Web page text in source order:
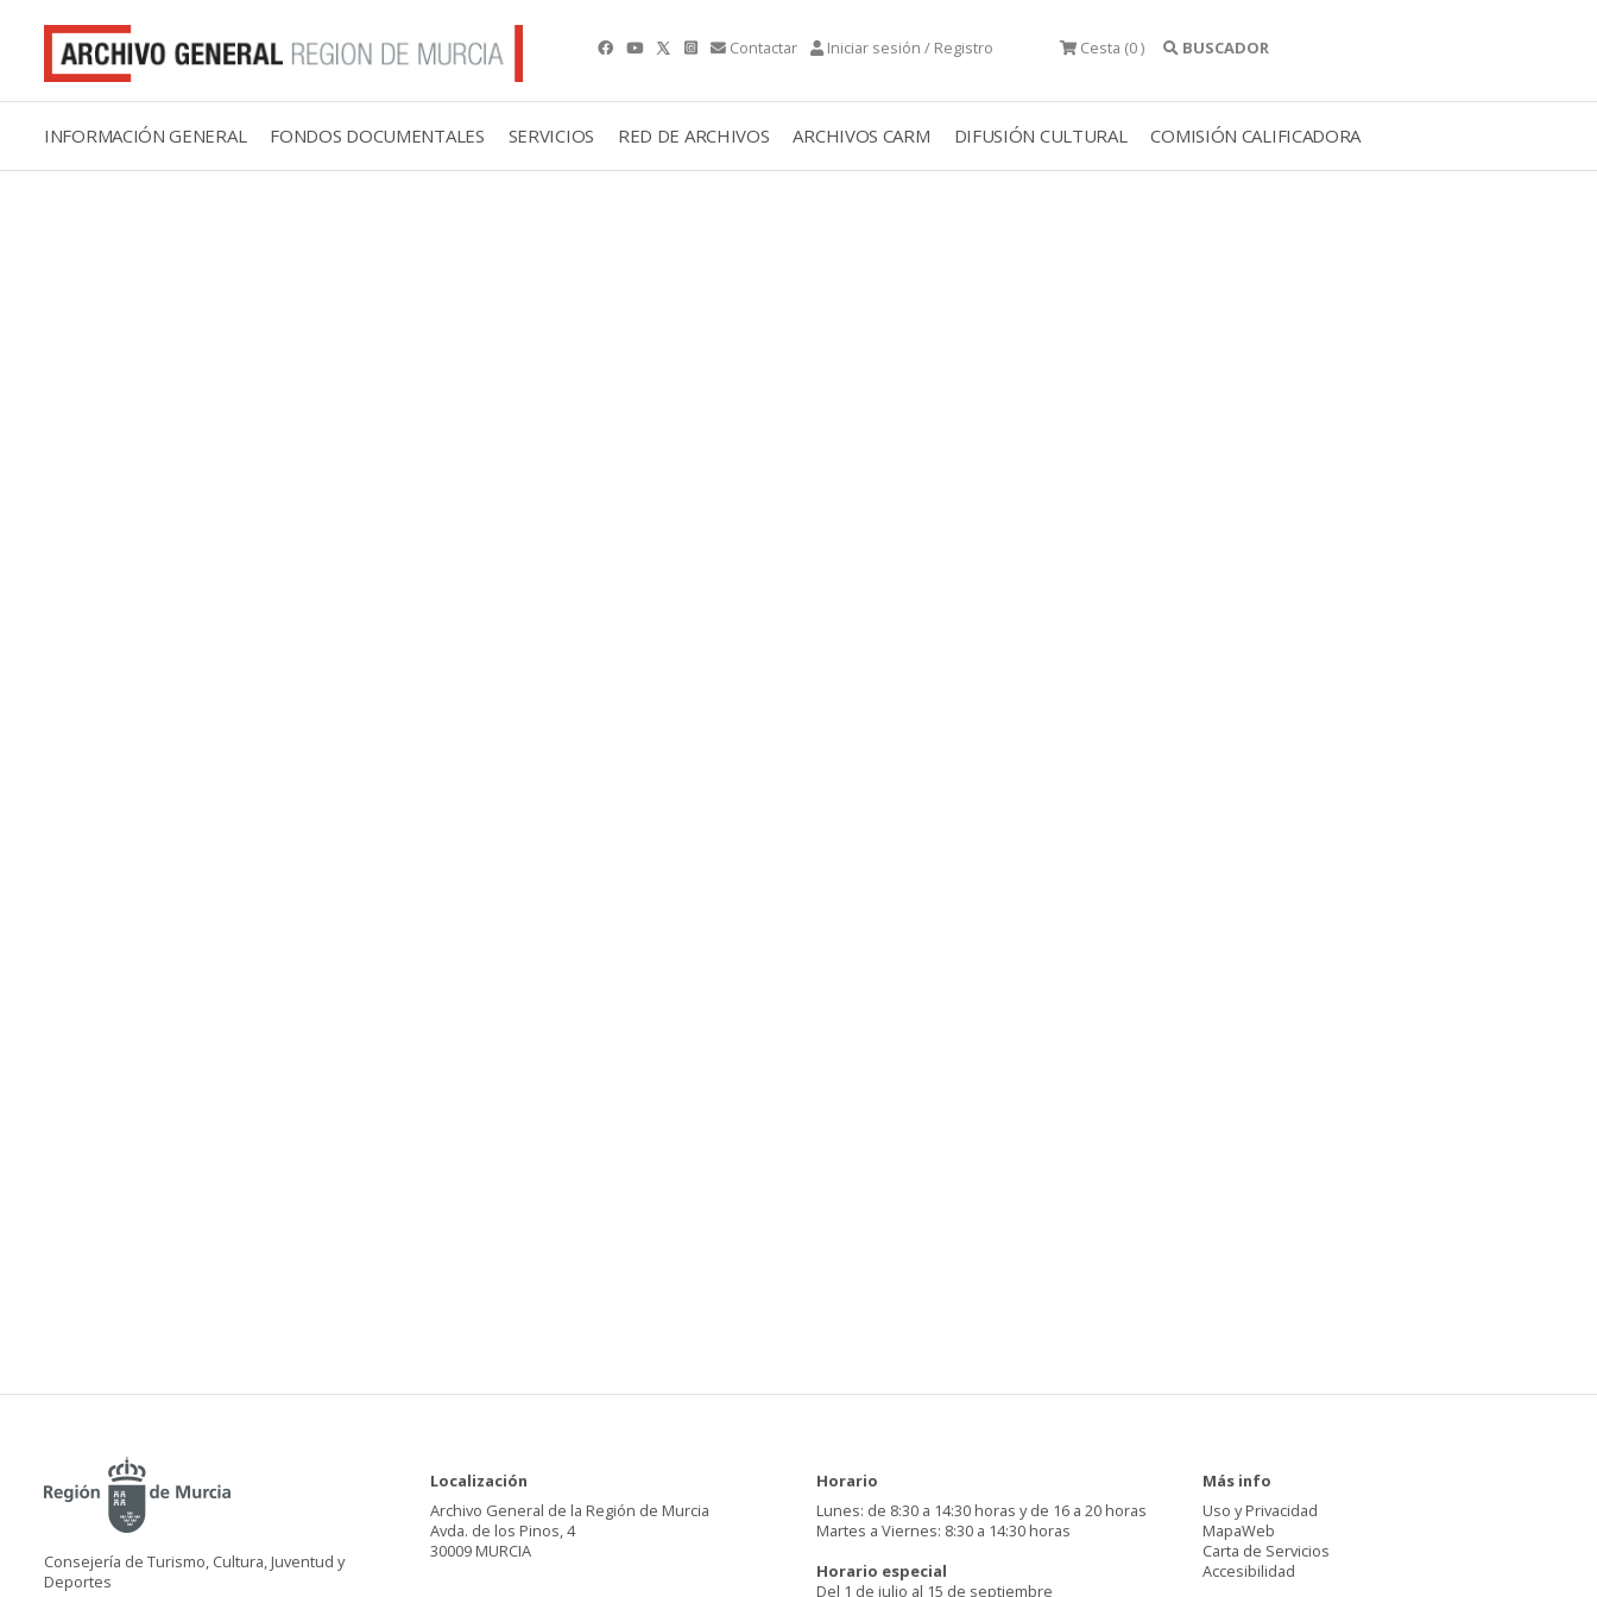
Contactar Iniciar sesión / Registro Cesta (0 ) BUSCADOR
INFORMACIÓN GENERAL FONDOS DOCUMENTALES SERVICIOS RED DE ARCHIVOS ARCHIVOS CARM DIFUSIÓN CULTURAL COMISIÓN CALIFICADORA
Consejería de Turismo, Cultura, Juventud y
Deportes
Localización
Archivo General de la Región de Murcia
Avda. de los Pinos, 4
30009 MURCIA
Horario
Lunes: de 8:30 a 14:30 horas y de 16 a 20 horas
Martes a Viernes: 8:30 a 14:30 horas
Horario especial
Del 1 de julio al 15 de septiembre
Más info
Uso y Privacidad
MapaWeb
Carta de Servicios
Accesibilidad